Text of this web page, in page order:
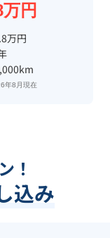
円
万円
年8月現在
！
込み